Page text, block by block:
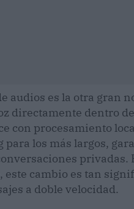
audios es la otra gran
directamente dentro de
con procesamiento
para los más largos,
privadas.
cambio es tan
a doble velocidad.